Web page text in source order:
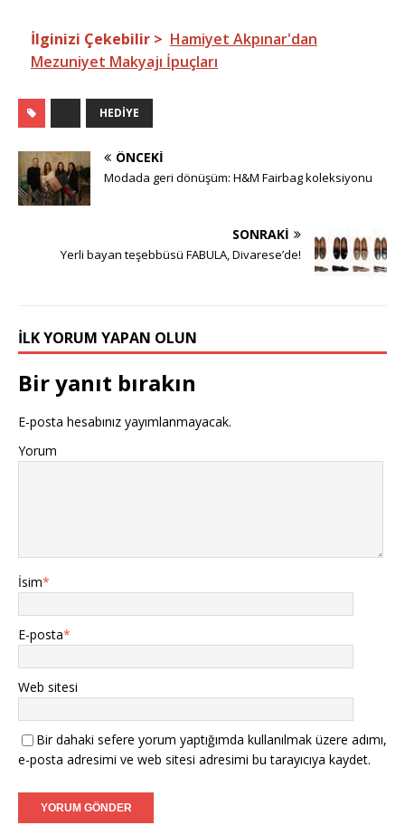
İlginizi Çekebilir > Hamiyet Akpınar'dan
Mezuniyet Makyajı İpuçları
HEDIYE
ÖNCEKI
Modada geri dönüşüm: H&M Fairbag koleksiyonu
SONRAKI
Yerli bayan teşebbüsü FABULA, Divarese’de!
İLK YORUM YAPAN OLUN
Bir yanıt bırakın
E-posta hesabınız yayımlanmayacak.
Yorum
İsim*
E-posta*
Web sitesi
Bir dahaki sefere yorum yaptığımda kullanılmak üzere adımı,
e-posta adresimi ve web sitesi adresimi bu tarayıcıya kaydet.